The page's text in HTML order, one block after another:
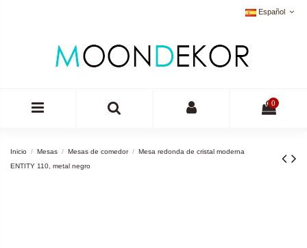
Español
0
Inicio Mesas Mesas de comedor
Mesa redonda de cristal moderna
ENTITY 110, metal negro